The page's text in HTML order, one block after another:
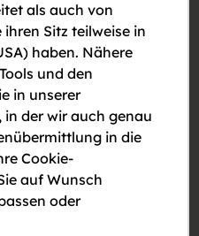
+ Wohnzuschuss
auf 2
St. Pölten
9
als auch von
Sitz teilweise in
haben. Nähere
und den
in unserer
der wir auch genau
in die
Cookie-
auf Wunsch
oder